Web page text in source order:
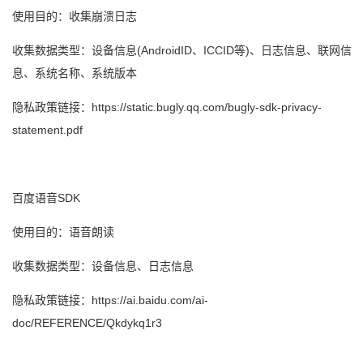
使用目的：收集崩溃日志
收集数据类型：设备信息(AndroidID、ICCID等)、日志信息、联网信
息、系统名称、系统版本
隐私政策链接：https://static.bugly.qq.com/bugly-sdk-privacy-
statement.pdf
百度语音SDK
使用目的：语音朗读
收集数据类型：设备信息、日志信息
隐私政策链接：https://ai.baidu.com/ai-
doc/REFERENCE/Qkdykq1r3